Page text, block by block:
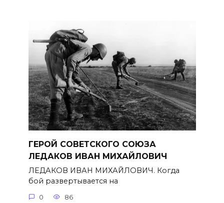
ГЕРОЙ СОВЕТСКОГО СОЮЗА
ЛЕДАКОВ ИВАН МИХАЙЛОВИЧ
ЛЕДАКОВ ИВАН МИХАЙЛОВИЧ. Когда
бой развертывается на
0 86